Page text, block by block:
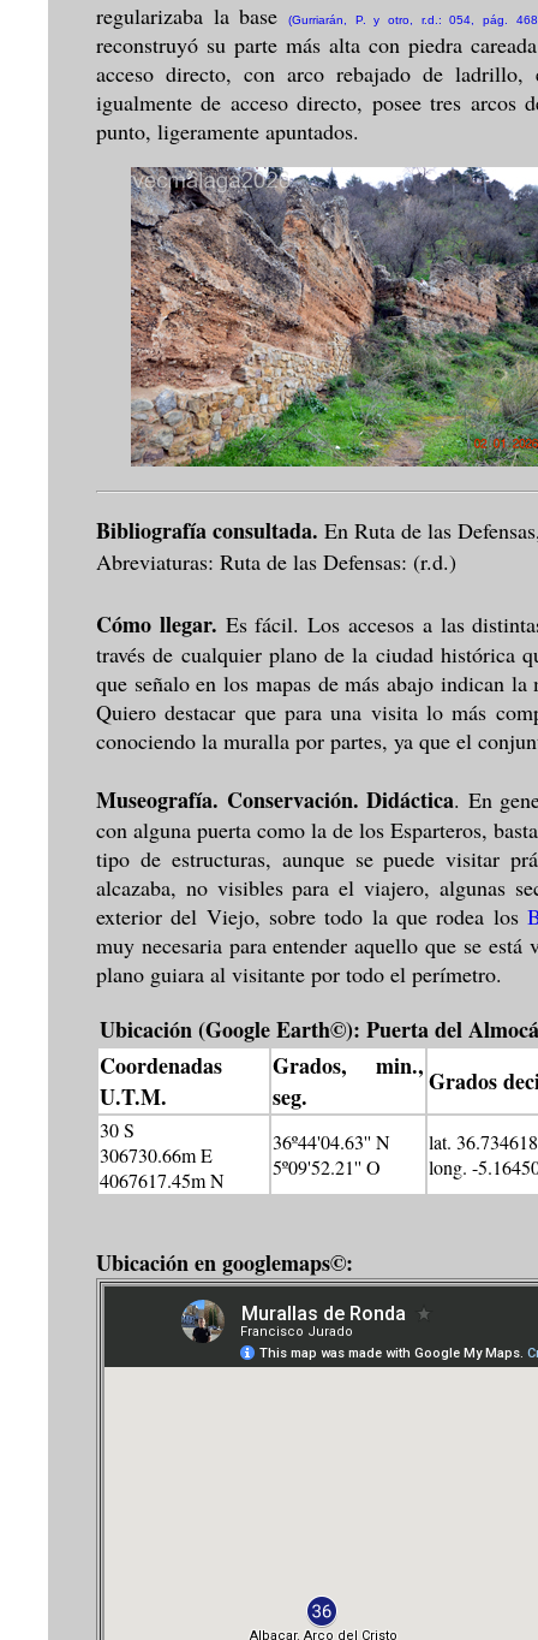
regularizaba la base (Gurriarán, P. y otro, r.d.: 054, pág.
reconstruyó su parte más alta con piedra
acceso directo, con arco rebajado de
igualmente de acceso directo, posee tres
punto, ligeramente apuntados.
Bibliografía consultada. En Ruta de las
Abreviaturas: Ruta de las Defensas: (r.d.)
Cómo llegar. Es fácil. Los accesos a las
través de cualquier plano de la ciudad histórica
que señalo en los mapas de más abajo indican
Quiero destacar que para una visita lo más
conociendo la muralla por partes, ya que el
Museografía. Conservación. Didáctica. En
con alguna puerta como la de los Esparteros,
tipo de estructuras, aunque se puede visitar
alcazaba, no visibles para el viajero, algunas
exterior del Viejo, sobre todo la que rodea los
muy necesaria para entender aquello que se
plano guiara al visitante por todo el perímetro.
Ubicación (Google Earth©): Puerta del
Coordenadas
U.T.M.
Grados, min.,
seg.
Grados
30 S
306730.66m E
4067617.45m N
36º44'04.63'' N
5º09'52.21'' O
lat.
long. -
Ubicación en googlemaps©: